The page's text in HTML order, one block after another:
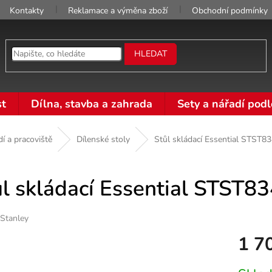
Kontakty Reklamace a výměna zboží Obchodní podmínky
HLEDAT
Dílna, stavba a zahrada Sety a nářadí
a pracoviště Dílenské stoly Stůl skládací Essential
skládací Essential
Stanley
1